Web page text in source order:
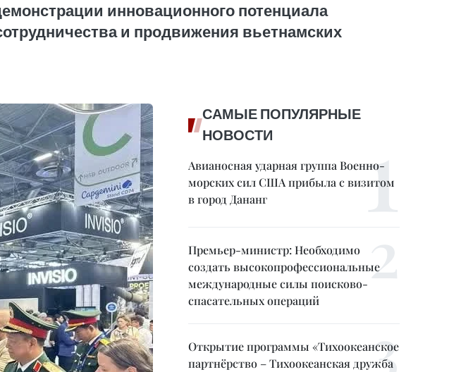
инновационного потенциала
и продвижения вьетнамских
САМЫЕ ПОПУЛЯРНЫЕ
НОВОСТИ
Авианосная ударная группа Военно-
морских сил США прибыла с визитом
в город Дананг
Премьер-министр: Необходимо
создать высокопрофессиональные
международные силы поисково-
спасательных операций
Открытие программы «Тихоокеанское
партнёрство – Тихоокеанская дружба